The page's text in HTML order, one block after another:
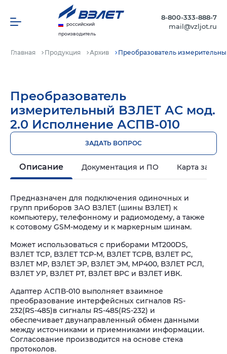
российский
производитель
8-800-333-888-7
mail@vzljot.ru
Главная Продукция Архив Преобразователь
Преобразователь
измерительный ВЗЛЕТ АС мод.
2.0 Исполнение АСПВ-010
ЗАДАТЬ ВОПРОС
Описание Документация и ПО Карта заказа
Предназначен для подключения одиночных и
групп приборов ЗАО ВЗЛЕТ (шины ВЗЛЕТ) к
компьютеру, телефонному и радиомодему, а также
к сотовому GSM-модему и к маркерным шинам.
Может использоваться с приборами МТ200DS,
ВЗЛЕТ ТСР, ВЗЛЕТ ТСР-М, ВЗЛЕТ ТСРВ, ВЗЛЕТ РС,
ВЗЛЕТ МР, ВЗЛЕТ ЭР, ВЗЛЕТ ЭМ, МР400, ВЗЛЕТ РСЛ,
ВЗЛЕТ УР, ВЗЛЕТ РТ, ВЗЛЕТ ВРС и ВЗЛЕТ ИВК.
Адаптер АСПВ-010 выполняет взаимное
преобразование интерфейсных сигналов RS-
232(RS-485)в сигналы RS-485(RS-232) и
обеспечивает двунаправленный обмен данными
между источниками и приемниками информации.
Согласование производится на основе стека
протоколов.